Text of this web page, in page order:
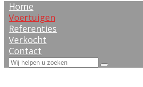
Home
Voertuigen
Referenties
Verkocht
Contact